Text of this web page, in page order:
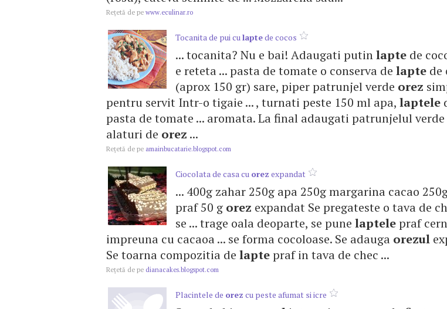
Reţetă de pe www.eculinar.ro
Tocanita de pui culaptede cocos
... tocanita? Nu e bai! Adaugati putinlapte de
e reteta ... pasta de tomate o conserva de lapte de
(aprox 150 gr) sare, piper patrunjel verde orez
pentru servit Intr-o tigaie ... , turnati peste 150 ml apa, laptele
pasta de tomate ... aromata. La final adaugati patrunjelul
alaturi de orez ...
Reţetă de pe amainbucatarie.blogspot.com
Ciocolata de casa cu orez expandat
... 400g zahar 250g apa 250g margarina cacao
praf 50 g orez expandat Se pregateste o tava de
se ... trage oala deoparte, se pune laptelepraf
impreuna cu cacaoa ... se forma cocoloase. Se adauga orezul
Se toarna compozitia de laptepraf in tava de chec ...
Reţetă de pe dianacakes.blogspot.com
Placintele de orez cu peste afumat si icre